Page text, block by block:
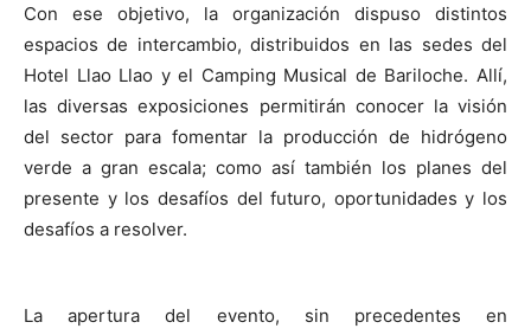
Con ese objetivo, la organización dispuso distintos
espacios de intercambio, distribuidos en las sedes del
Hotel Llao Llao y el Camping Musical de Bariloche. Allí,
las diversas exposiciones permitirán conocer la visión
del sector para fomentar la producción de hidrógeno
verde a gran escala; como así también los planes del
presente y los desafíos del futuro, oportunidades y los
desafíos a resolver.
La apertura del evento, sin precedentes en